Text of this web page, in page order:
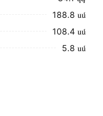
188․8 սմ
108․4 սմ
5․8 սմ